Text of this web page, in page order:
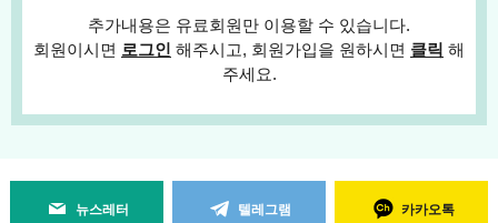
추가내용은 유료회원만 이용할 수 있습니다.
회원이시면 로그인 해주시고, 회원가입을 원하시면 클릭 해
주세요.
뉴스레터 텔레그램 카카오톡